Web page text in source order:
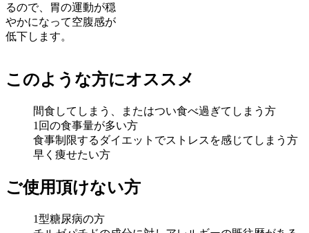
るので、胃の運動が穏
やかになって空腹感が
低下します。
このような方にオススメ
間食してしまう、またはつい食べ過ぎてしまう方
1回の食事量が多い方
食事制限するダイエットでストレスを感じてしまう方
早く痩せたい方
ご使用頂けない方
1型糖尿病の方